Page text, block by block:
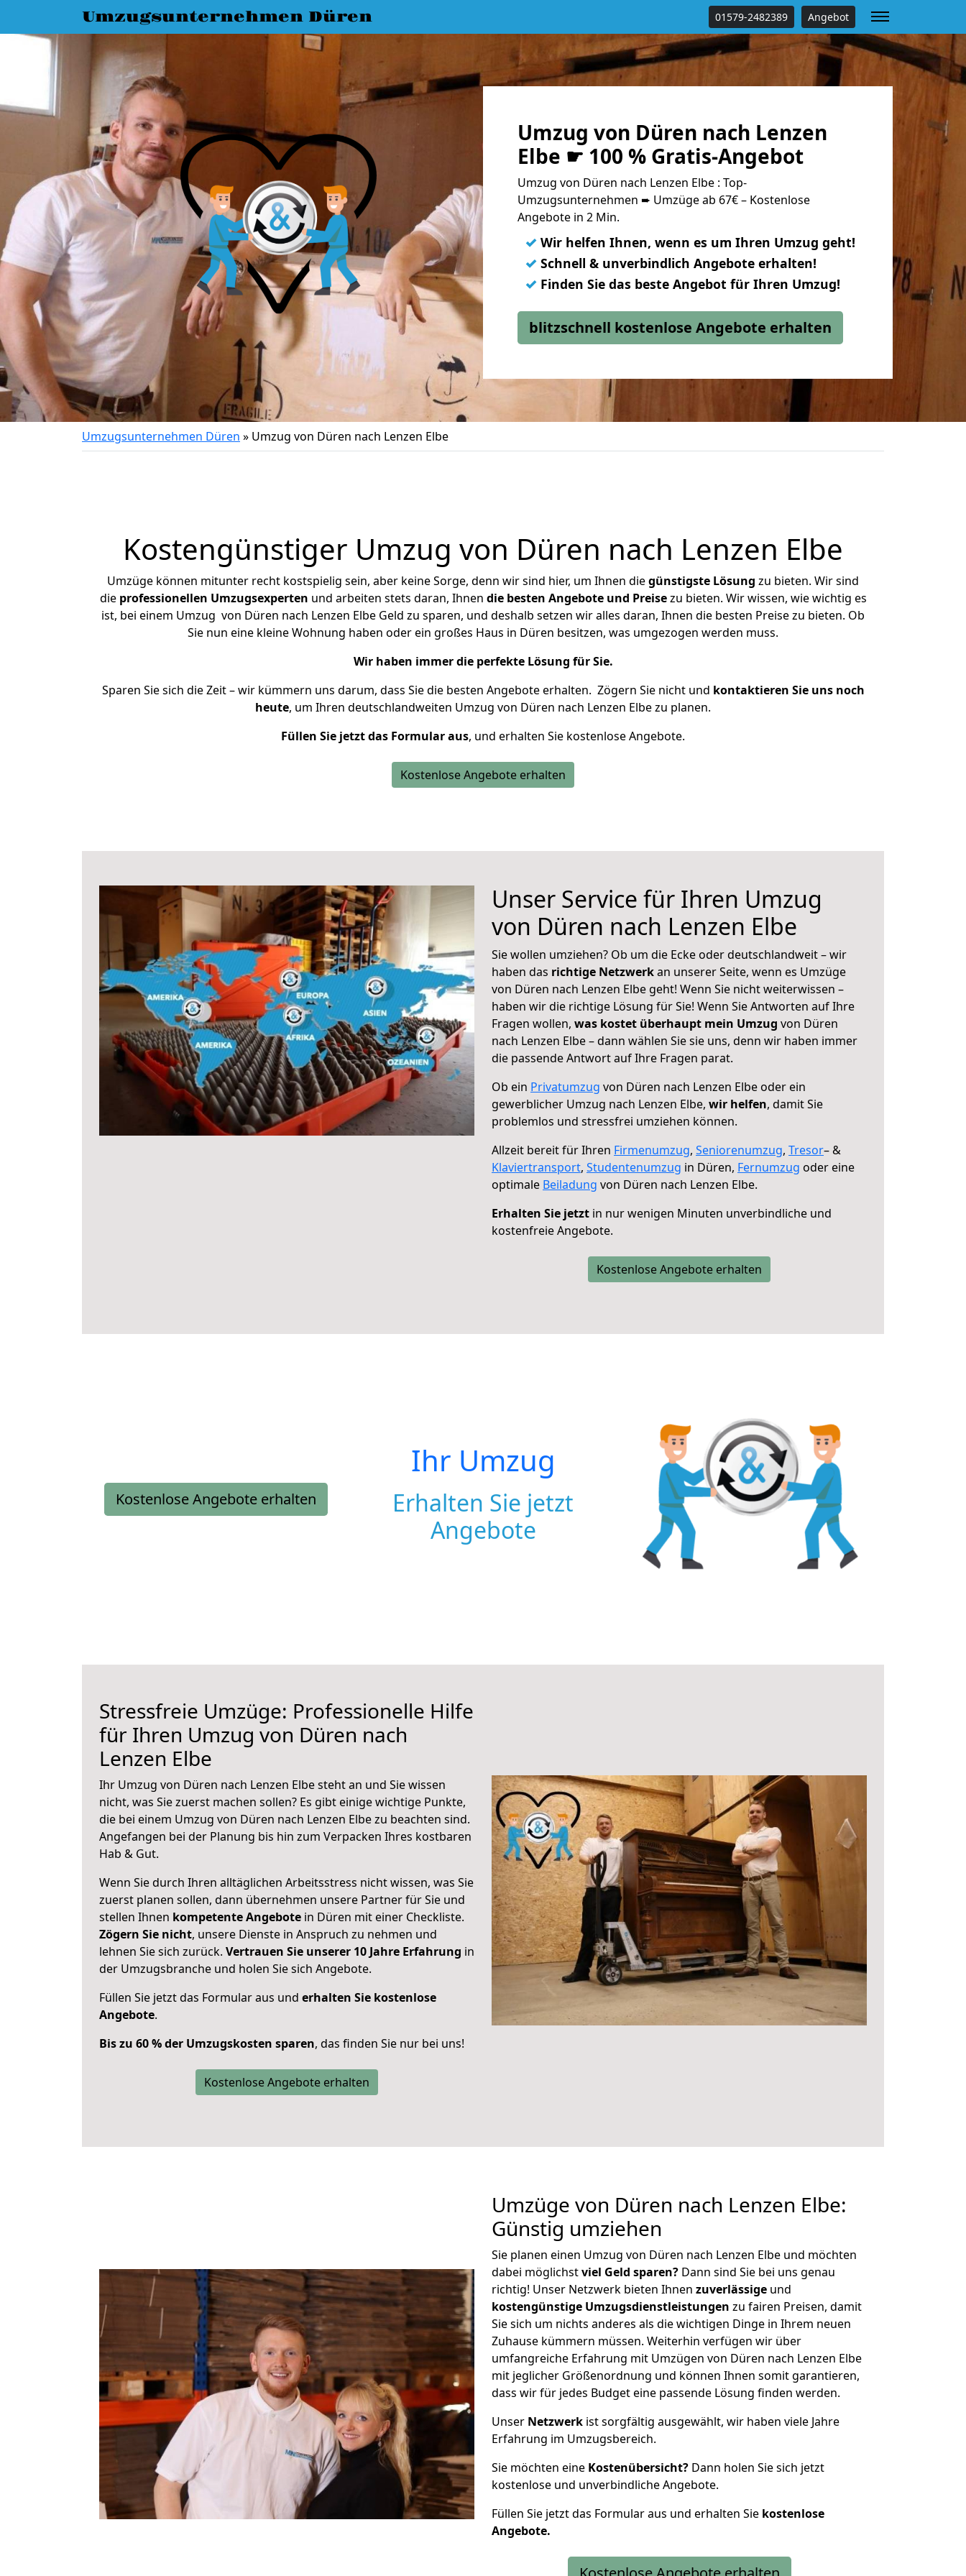
Umzugsunternehmen Düren 01579-2482389 Angebot
Umzug von Düren nach Lenzen
Elbe ☛ 100 % Gratis-Angebot
Umzug von Düren nach Lenzen Elbe : Top-
Umzugsunternehmen ➨ Umzüge ab 67€ – Kostenlose
Angebote in 2 Min.
✓ Wir helfen Ihnen, wenn es um Ihren Umzug geht!
✓ Schnell & unverbindlich Angebote erhalten!
✓ Finden Sie das beste Angebot für Ihren Umzug!
blitzschnell kostenlose Angebote erhalten
Umzugsunternehmen Düren » Umzug von Düren nach Lenzen Elbe
Kostengünstiger Umzug von Düren nach Lenzen Elbe
Umzüge können mitunter recht kostspielig sein, aber keine Sorge, denn wir sind hier, um Ihnen diegünstigste Lösung zu bieten. Wir sind
die professionellen Umzugsexperten und arbeiten stets daran, Ihnen die besten Angebote und Preisezu bieten. Wir wissen, wie wichtig es
ist, bei einem Umzug von Düren nach Lenzen Elbe Geld zu sparen, und deshalb setzen wir alles daran, Ihnen die besten Preise zu bieten. Ob
Sie nun eine kleine Wohnung haben oder ein großes Haus in Düren besitzen, was umgezogen werden muss.
Wir haben immer die perfekte Lösung für Sie.
Sparen Sie sich die Zeit – wir kümmern uns darum, dass Sie die besten Angebote erhalten. Zögern Sie nicht und kontaktieren Sie uns noch
heute, um Ihren deutschlandweiten Umzug von Düren nach Lenzen Elbe zu planen.
Füllen Sie jetzt das Formular aus, und erhalten Sie kostenlose Angebote.
Kostenlose Angebote erhalten
Unser Service für Ihren Umzug
von Düren nach Lenzen Elbe
Sie wollen umziehen? Ob um die Ecke oder deutschlandweit – wir
haben das richtige Netzwerkan unserer Seite, wenn es Umzüge
von Düren nach Lenzen Elbe geht! Wenn Sie nicht weiterwissen –
haben wir die richtige Lösung für Sie! Wenn Sie Antworten auf Ihre
Fragen wollen, was kostet überhaupt mein Umzug von Düren
nach Lenzen Elbe – dann wählen Sie sie uns, denn wir haben immer
die passende Antwort auf Ihre Fragen parat.
Ob ein Privatumzug von Düren nach Lenzen Elbe oder ein
gewerblicher Umzug nach Lenzen Elbe, wir helfen, damit Sie
problemlos und stressfrei umziehen können.
Allzeit bereit für Ihren Firmenumzug, Seniorenumzug, Tresor– &
Klaviertransport, Studentenumzug in Düren, Fernumzug oder eine
optimale Beiladung von Düren nach Lenzen Elbe.
Erhalten Sie jetzt in nur wenigen Minuten unverbindliche und
kostenfreie Angebote.
Kostenlose Angebote erhalten
Kostenlose Angebote erhalten
Ihr Umzug
Erhalten Sie jetzt
Angebote
Stressfreie Umzüge: Professionelle Hilfe
für Ihren Umzug von Düren nach
Lenzen Elbe
Ihr Umzug von Düren nach Lenzen Elbe steht an und Sie wissen
nicht, was Sie zuerst machen sollen? Es gibt einige wichtige Punkte,
die bei einem Umzug von Düren nach Lenzen Elbe zu beachten sind.
Angefangen bei der Planung bis hin zum Verpacken Ihres kostbaren
Hab & Gut.
Wenn Sie durch Ihren alltäglichen Arbeitsstress nicht wissen, was Sie
zuerst planen sollen, dann übernehmen unsere Partner für Sie und
stellen Ihnen kompetente Angebote in Düren mit einer Checkliste.
Zögern Sie nicht, unsere Dienste in Anspruch zu nehmen und
lehnen Sie sich zurück. Vertrauen Sie unserer 10 Jahre Erfahrung in
der Umzugsbranche und holen Sie sich Angebote.
Füllen Sie jetzt das Formular aus und erhalten Sie kostenlose
Angebote.
Bis zu 60 % der Umzugskosten sparen, das finden Sie nur bei uns!
Kostenlose Angebote erhalten
Umzüge von Düren nach Lenzen Elbe:
Günstig umziehen
Sie planen einen Umzug von Düren nach Lenzen Elbe und möchten
dabei möglichstviel Geld sparen? Dann sind Sie bei uns genau
richtig! Unser Netzwerk bieten Ihnen zuverlässige und
kostengünstige Umzugsdienstleistungen zu fairen Preisen, damit
Sie sich um nichts anderes als die wichtigen Dinge in Ihrem neuen
Zuhause kümmern müssen. Weiterhin verfügen wir über
umfangreiche Erfahrung mit Umzügen von Düren nach Lenzen Elbe
mit jeglicher Größenordnung und können Ihnen somit garantieren,
dass wir für jedes Budget eine passende Lösung finden werden.
Unser Netzwerk ist sorgfältig ausgewählt, wir haben viele Jahre
Erfahrung im Umzugsbereich.
Sie möchten eine Kostenübersicht? Dann holen Sie sich jetzt
kostenlose und unverbindliche Angebote.
Füllen Sie jetzt das Formular aus und erhalten Sie kostenlose
Angebote.